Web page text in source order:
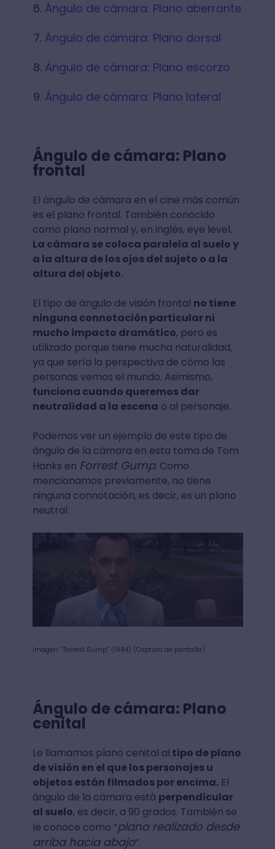
Ángulo de cámara: Plano aberrante
Ángulo de cámara: Plano dorsal
Ángulo de cámara: Plano escorzo
Ángulo de cámara: Plano lateral
Ángulo de cámara: Plano
frontal
El ángulo de cámara en el cine más común
es el plano frontal. También conocido
como plano normal y, en inglés, eye level.
La cámara se coloca paralela al suelo y
a la altura de los ojos del sujeto o a la
altura del objeto.
El tipo de ángulo de visión frontal no tiene
ninguna connotación particular ni
mucho impacto dramático, pero es
utilizado porque tiene mucha naturalidad,
ya que sería la perspectiva de cómo las
personas vemos el mundo. Asimismo,
funciona cuando queremos dar
neutralidad a la escena o al personaje.
Podemos ver un ejemplo de este tipo de
ángulo de la cámara en esta toma de Tom
Hanks en Forrest Gump. Como
mencionamos previamente, no tiene
ninguna connotación, es decir, es un plano
neutral.
Imagen: “Forrest Gump” (1994) (Captura de pantalla)
Ángulo de cámara: Plano
cenital
Le llamamos plano cenital al tipo de plano
de visión en el que los personajes u
objetos están filmados por encima.El
ángulo de la cámara está perpendicular
al suelo, es decir, a 90 grados. También se
le conoce como “plano realizado desde
arriba hacia abajo”.